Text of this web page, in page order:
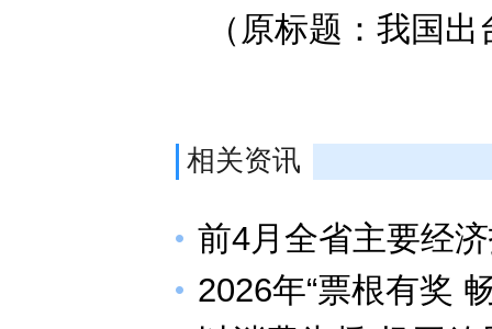
（原标题：我国
相关资讯
前4月全省主要经
2026年“票根有奖